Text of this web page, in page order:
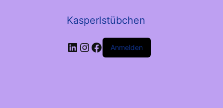
Kasperlstübchen
LinkedIn
Instagram
Facebook
Anmelden